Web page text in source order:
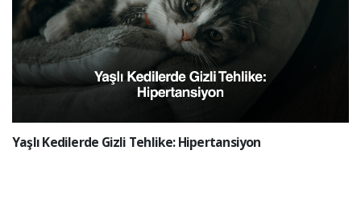
Yaşlı Kedilerde Gizli Tehlike: Hipertansiyon